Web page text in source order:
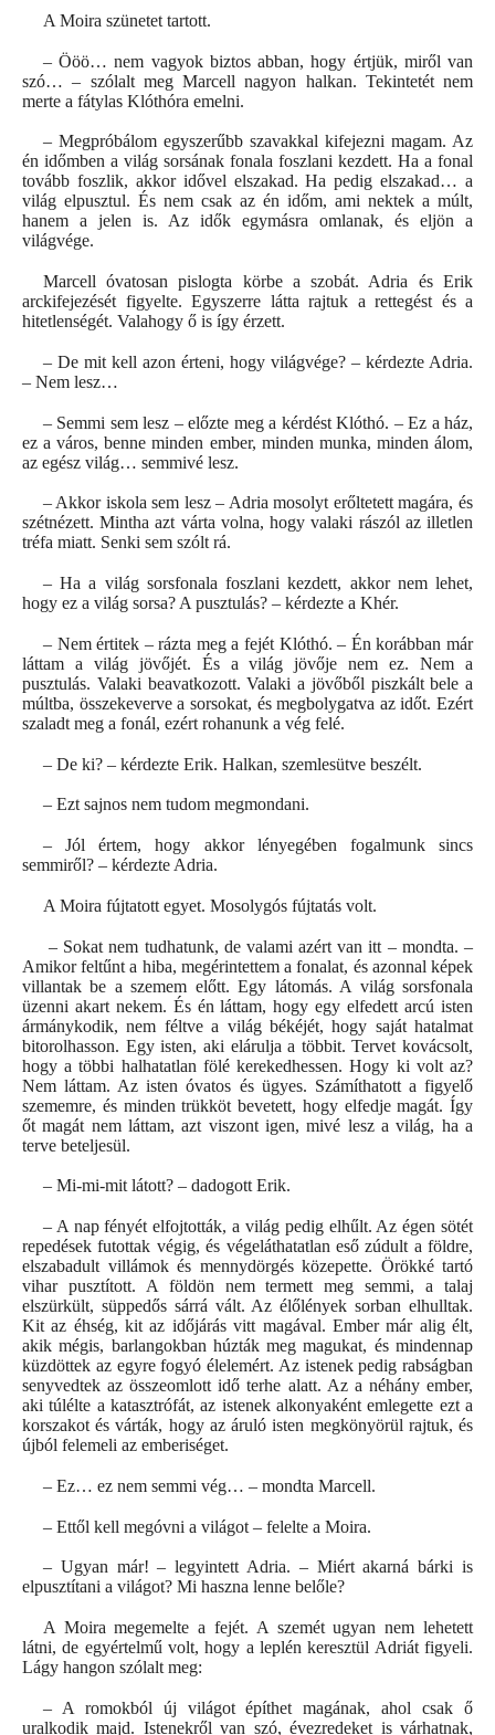
A Moira szünetet tartott.
– Ööö… nem vagyok biztos abban, hogy értjük, miről van
szó… – szólalt meg Marcell nagyon halkan. Tekintetét nem
merte a fátylas Klóthóra emelni.
– Megpróbálom egyszerűbb szavakkal kifejezni magam. Az
én időmben a világ sorsának fonala foszlani kezdett. Ha a fonal
tovább foszlik, akkor idővel elszakad. Ha pedig elszakad… a
világ elpusztul. És nem csak az én időm, ami nektek a múlt,
hanem a jelen is. Az idők egymásra omlanak, és eljön a
világvége.
Marcell óvatosan pislogta körbe a szobát. Adria és Erik
arckifejezését figyelte. Egyszerre látta rajtuk a rettegést és a
hitetlenségét. Valahogy ő is így érzett.
– De mit kell azon érteni, hogy világvége? – kérdezte Adria.
– Nem lesz…
– Semmi sem lesz – előzte meg a kérdést Klóthó. – Ez a ház,
ez a város, benne minden ember, minden munka, minden álom,
az egész világ… semmivé lesz.
– Akkor iskola sem lesz – Adria mosolyt erőltetett magára, és
szétnézett. Mintha azt várta volna, hogy valaki rászól az illetlen
tréfa miatt. Senki sem szólt rá.
– Ha a világ sorsfonala foszlani kezdett, akkor nem lehet,
hogy ez a világ sorsa? A pusztulás? – kérdezte a Khér.
– Nem értitek – rázta meg a fejét Klóthó. – Én korábban már
láttam a világ jövőjét. És a világ jövője nem ez. Nem a
pusztulás. Valaki beavatkozott. Valaki a jövőből piszkált bele a
múltba, összekeverve a sorsokat, és megbolygatva az időt. Ezért
szaladt meg a fonál, ezért rohanunk a vég felé.
– De ki? – kérdezte Erik. Halkan, szemlesütve beszélt.
– Ezt sajnos nem tudom megmondani.
– Jól értem, hogy akkor lényegében fogalmunk sincs
semmiről? – kérdezte Adria.
A Moira fújtatott egyet. Mosolygós fújtatás volt.
– Sokat nem tudhatunk, de valami azért van itt – mondta. –
Amikor feltűnt a hiba, megérintettem a fonalat, és azonnal képek
villantak be a szemem előtt. Egy látomás. A világ sorsfonala
üzenni akart nekem. És én láttam, hogy egy elfedett arcú isten
ármánykodik, nem féltve a világ békéjét, hogy saját hatalmat
bitorolhasson. Egy isten, aki elárulja a többit. Tervet kovácsolt,
hogy a többi halhatatlan fölé kerekedhessen. Hogy ki volt az?
Nem láttam. Az isten óvatos és ügyes. Számíthatott a figyelő
szememre, és minden trükköt bevetett, hogy elfedje magát. Így
őt magát nem láttam, azt viszont igen, mivé lesz a világ, ha a
terve beteljesül.
– Mi-mi-mit látott? – dadogott Erik.
– A nap fényét elfojtották, a világ pedig elhűlt. Az égen sötét
repedések futottak végig, és végeláthatatlan eső zúdult a földre,
elszabadult villámok és mennydörgés közepette. Örökké tartó
vihar pusztított. A földön nem termett meg semmi, a talaj
elszürkült, süppedős sárrá vált. Az élőlények sorban elhulltak.
Kit az éhség, kit az időjárás vitt magával. Ember már alig élt,
akik mégis, barlangokban húzták meg magukat, és mindennap
küzdöttek az egyre fogyó élelemért. Az istenek pedig rabságban
senyvedtek az összeomlott idő terhe alatt. Az a néhány ember,
aki túlélte a katasztrófát, az istenek alkonyaként emlegette ezt a
korszakot és várták, hogy az áruló isten megkönyörül rajtuk, és
újból felemeli az emberiséget.
– Ez… ez nem semmi vég… – mondta Marcell.
– Ettől kell megóvni a világot – felelte a Moira.
– Ugyan már! – legyintett Adria. – Miért akarná bárki is
elpusztítani a világot? Mi haszna lenne belőle?
A Moira megemelte a fejét. A szemét ugyan nem lehetett
látni, de egyértelmű volt, hogy a leplén keresztül Adriát figyeli.
Lágy hangon szólalt meg:
– A romokból új világot építhet magának, ahol csak ő
uralkodik majd. Istenekről van szó, évezredeket is várhatnak,